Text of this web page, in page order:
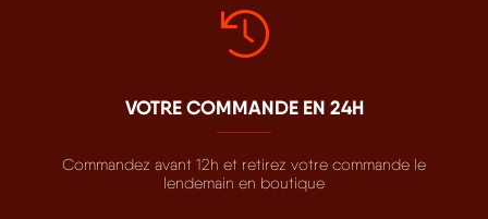
VOTRE COMMANDE EN 24H
Commandez avant 12h et retirez votre commande le
lendemain en boutique